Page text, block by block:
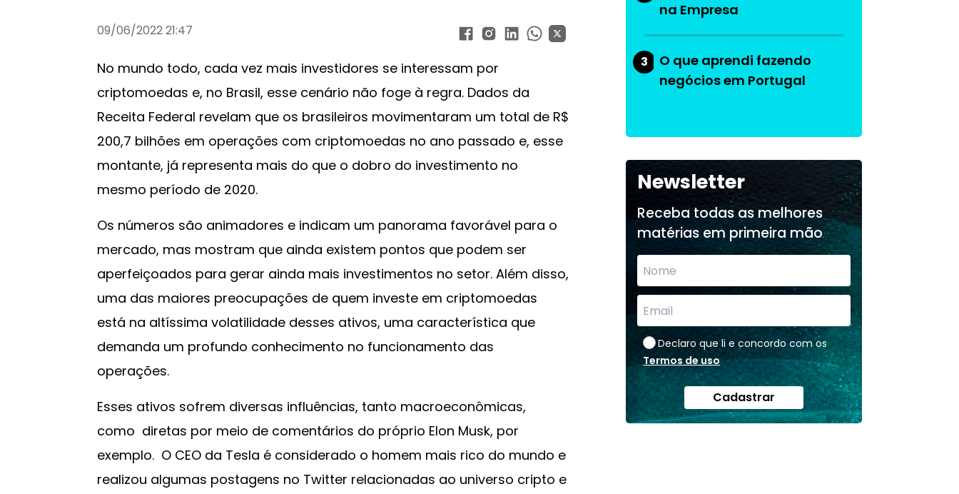
09/06/2022 21:47
No mundo todo, cada vez mais investidores se interessam por
criptomoedas e, no Brasil, esse cenário não foge à regra. Dados da
Receita Federal revelam que os brasileiros movimentaram um total de R$
200,7 bilhões em operações com criptomoedas no ano passado e, esse
montante, já representa mais do que o dobro do investimento no
mesmo período de 2020.
Os números são animadores e indicam um panorama favorável para o
mercado, mas mostram que ainda existem pontos que podem ser
aperfeiçoados para gerar ainda mais investimentos no setor. Além disso,
uma das maiores preocupações de quem investe em criptomoedas
está na altíssima volatilidade desses ativos, uma característica que
demanda um profundo conhecimento no funcionamento das
operações.
Esses ativos sofrem diversas influências, tanto macroeconômicas,
como diretas por meio de comentários do próprio Elon Musk, por
exemplo. O CEO da Tesla é considerado o homem mais rico do mundo e
realizou algumas postagens no Twitter relacionadas ao universo cripto e
na Empresa
3
O que aprendi fazendo
negócios em Portugal
Newsletter
Receba todas as melhores
matérias em primeira mão
Declaro que li e concordo com os
Termos de uso
Cadastrar